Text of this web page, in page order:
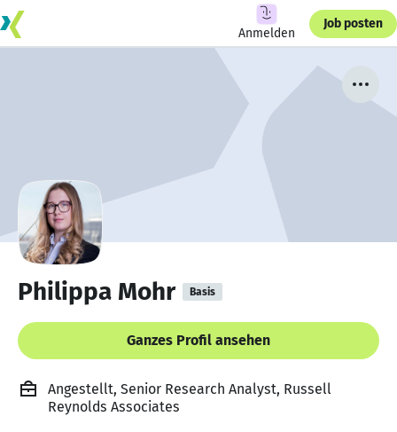
Anmelden
Job posten
Philippa Mohr Basis
Ganzes Profil ansehen
Angestellt, Senior Research Analyst, Russell
Reynolds Associates